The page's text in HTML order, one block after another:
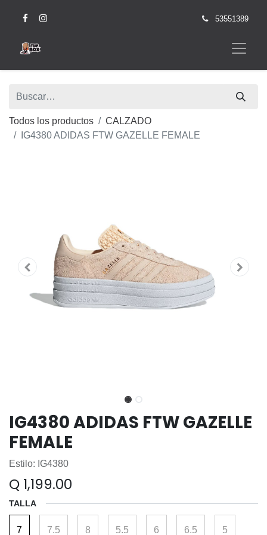
53551389
Todos los productos
CALZADO
IG4380 ADIDAS FTW GAZELLE FEMALE
IG4380 ADIDAS FTW GAZELLE
FEMALE
Estilo: IG4380
Q 1,199.00
TALLA
7 7.5 8 5.5 6 6.5 5